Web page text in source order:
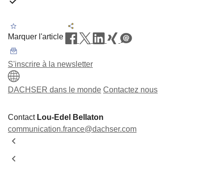
Marquer l'article
S'inscrire à la newsletter
DACHSER dans le monde Contactez nous
Contact Lou-Edel Bellaton
communication.france@dachser.com